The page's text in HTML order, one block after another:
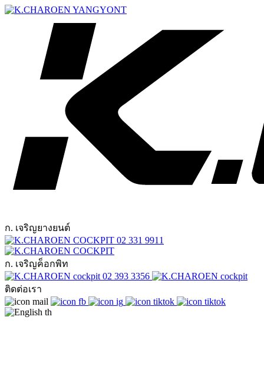
ก. เจริญยางยนต์
02 331 9911
ก. เจริญค็อกพิท
02 393 3356
ติดต่อเรา
th